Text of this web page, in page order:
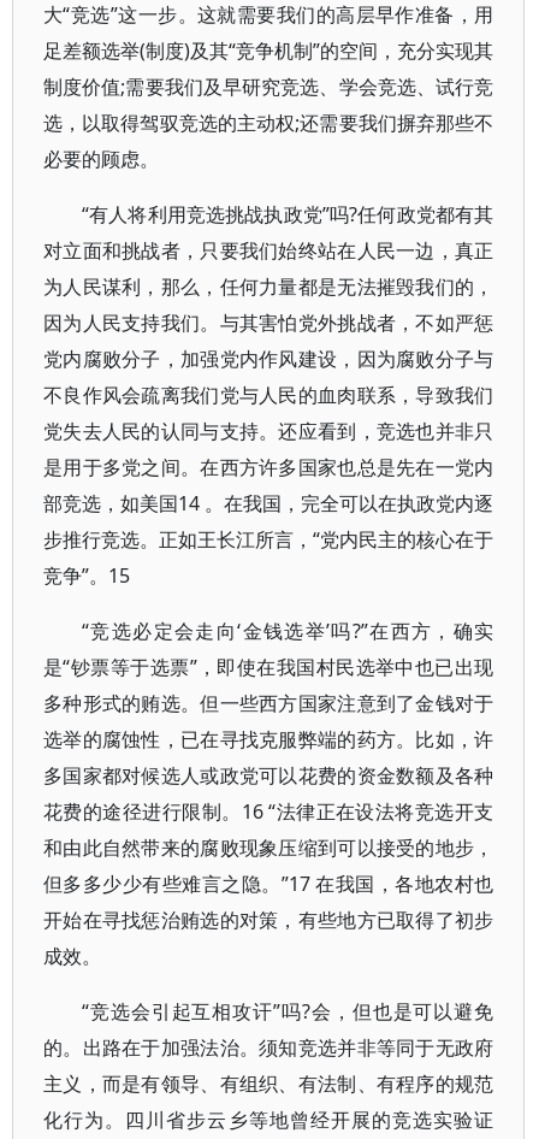
大“竞选”这一步。这就需要我们的高层早作准备，用
足差额选举(制度)及其“竞争机制”的空间，充分实现其
制度价值;需要我们及早研究竞选、学会竞选、试行竞
选，以取得驾驭竞选的主动权;还需要我们摒弃那些不
必要的顾虑。
“有人将利用竞选挑战执政党”吗?任何政党都有其
对立面和挑战者，只要我们始终站在人民一边，真正
为人民谋利，那么，任何力量都是无法摧毁我们的，
因为人民支持我们。与其害怕党外挑战者，不如严惩
党内腐败分子，加强党内作风建设，因为腐败分子与
不良作风会疏离我们党与人民的血肉联系，导致我们
党失去人民的认同与支持。还应看到，竞选也并非只
是用于多党之间。在西方许多国家也总是先在一党内
部竞选，如美国14 。在我国，完全可以在执政党内逐
步推行竞选。正如王长江所言，“党内民主的核心在于
竞争”。15
“竞选必定会走向‘金钱选举’吗?”在西方，确实
是“钞票等于选票”，即使在我国村民选举中也已出现
多种形式的贿选。但一些西方国家注意到了金钱对于
选举的腐蚀性，已在寻找克服弊端的药方。比如，许
多国家都对候选人或政党可以花费的资金数额及各种
花费的途径进行限制。16 “法律正在设法将竞选开支
和由此自然带来的腐败现象压缩到可以接受的地步，
但多多少少有些难言之隐。”17 在我国，各地农村也
开始在寻找惩治贿选的对策，有些地方已取得了初步
成效。
“竞选会引起互相攻讦”吗?会，但也是可以避免
的。出路在于加强法治。须知竞选并非等同于无政府
主义，而是有领导、有组织、有法制、有程序的规范
化行为。四川省步云乡等地曾经开展的竞选实验证